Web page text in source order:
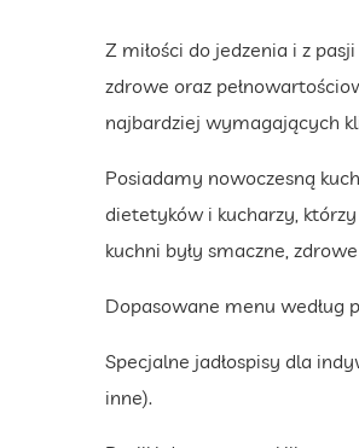
Z miłości do jedzenia i z
zdrowe oraz
najbardziej wymagających
Posiadamy nowoczesną
dietetyków i kucharzy,
kuchni były smaczne,
Dopasowane menu
Specjalne jadłospisy dla
inne).